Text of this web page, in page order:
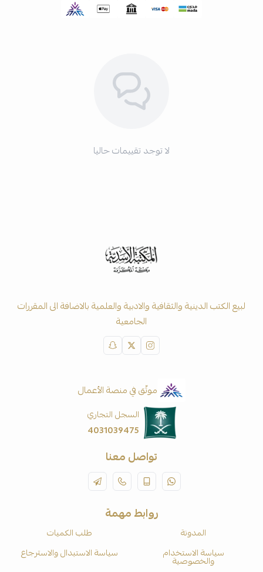
لا توجد تقييمات حاليا
لبيع الكتب الدينية والثقافية والادبية والعلمية بالاضافة الى المقررات
الجامعية
موثّق في منصة الأعمال
السجل التجاري
4031039475
تواصل معنا
روابط مهمة
المدونة
طلب الكميات
سياسة الاستخدام
والخصوصية
سياسة الاستبدال والاسترجاع